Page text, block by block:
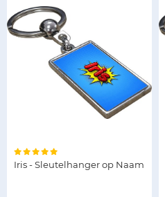
Iris - Sleutelhanger op Naam